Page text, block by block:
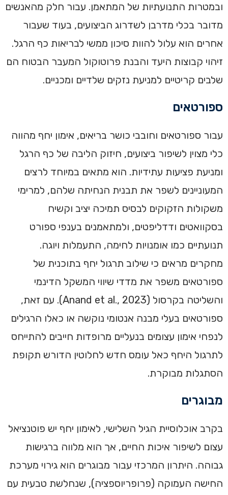
ובמטרות התנועתיות של המתאמן. עבור חלק מהאנשים
מדובר בכלי מדרבן לשדרוג הביצועים, בעוד שעבור
אחרים הוא עלול להוות סיכון ממשי לבריאות כף הרגל.
זיהוי קבוצות היעד והבנת פרוטוקול המעבר הבטוח הם
שלבים קריטיים למניעת נזקים שלדיים ומכניים.
ספורטאים
עבור ספורטאים וחובבי כושר בריאים, אימון יחף מהווה
כלי מצוין לשיפור ביצועים, חיזוק הליבה של כף הרגל
ומניעת פציעות עתידיות. הוא מתאים במיוחד לרצים
המעוניינים לשפר את תבנית הנחיתה שלהם, למרימי
משקולות הזקוקים לבסיס תמיכה יציב וקשיח
בסקוואטים ודדליפטים, ולמתאמנים בענפי ספורט
תנועתיים כמו אומנויות לחימה, התעמלות ויוגה.
מחקרים מראים כי שילוב תרגול יחף בתוכנית של
ספורטאים משפר את מדדי שיווי המשקל הדינמי
והשליטה בקרסול (Anand et al., 2023). עם זאת,
ספורטאים בעלי מבנה אנטומי נוקשה או כאלו הרגילים
לנפחי אימון עצומים בנעליים מרופדות חייבים להתייחס
לתרגול היחף כאל עומס חדש לחלוטין הדורש תקופת
הסתגלות מבוקרת.
מבוגרים
בקרב אוכלוסיית הגיל השלישי, לאימון יחף יש פוטנציאל
עצום לשיפור איכות החיים, אך הוא מלווה ברגישות
גבוהה. היתרון המרכזי עבור מבוגרים הוא גירוי מערכת
החישה העמוקה (פרופריוספציה), שנחלשת טבעית עם